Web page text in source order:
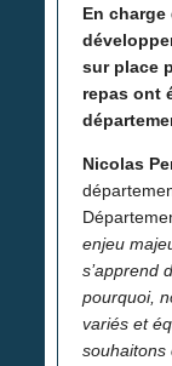
En
sur place
repas ont
Nicolas
enjeu
s’apprend
pourquoi,
variés et
souhaitons